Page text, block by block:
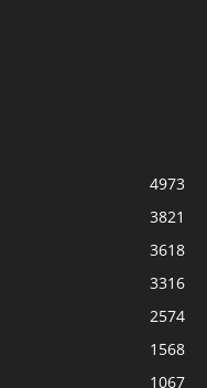
4973
3821
3618
3316
2574
1568
1067